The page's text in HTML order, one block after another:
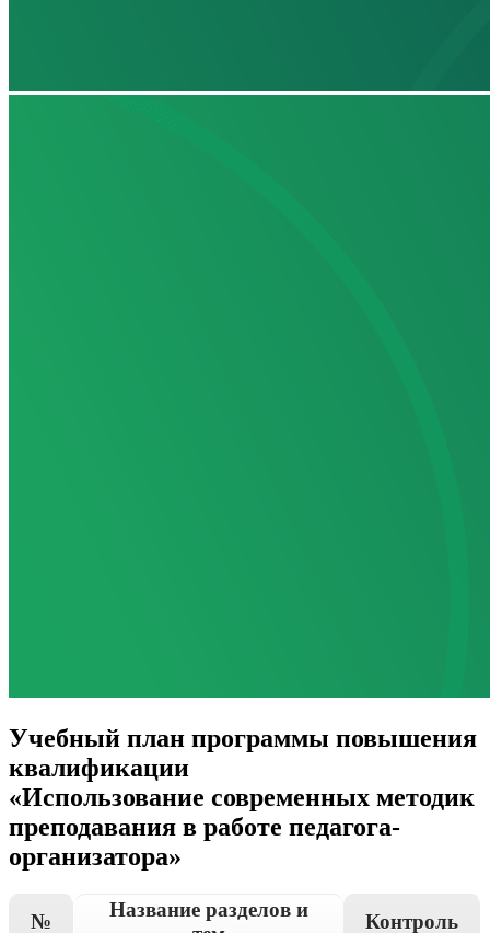
Учебный план программы повышения
квалификации
«Использование современных методик
преподавания в работе педагога-
организатора»
№
Название разделов и
Контроль